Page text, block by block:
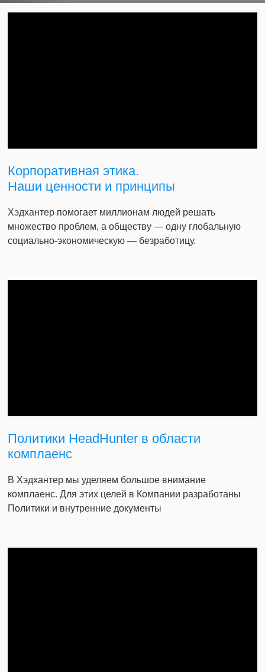
Корпоративная этика.
Наши ценности и принципы
Хэдхантер помогает миллионам людей решать
множество проблем, а обществу — одну глобальную
социально-экономическую — безработицу.
Политики HeadHunter в области
комплаенс
В Хэдхантер мы уделяем большое внимание
комплаенс. Для этих целей в Компании разработаны
Политики и внутренние документы